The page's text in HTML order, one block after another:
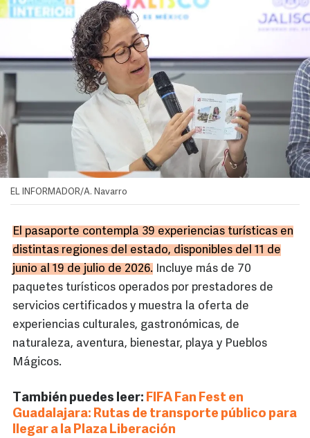
EL INFORMADOR/A. Navarro
El pasaporte contempla 39 experiencias turísticas en
distintas regiones del estado, disponibles del 11 de
junio al 19 de julio de 2026. Incluye más de 70
paquetes turísticos operados por prestadores de
servicios certificados y muestra la oferta de
experiencias culturales, gastronómicas, de
naturaleza, aventura, bienestar, playa y Pueblos
Mágicos.
También puedes leer: FIFA Fan Fest en
Guadalajara: Rutas de transporte público para
llegar a la Plaza Liberación